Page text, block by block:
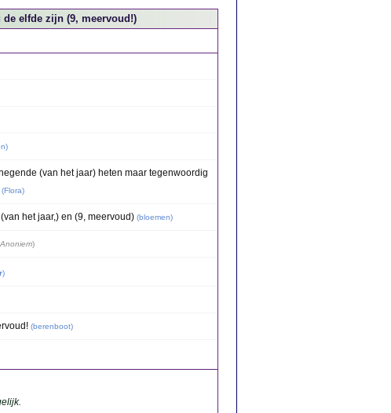
de elfde zijn (9, meervoud!)
)
(van het jaar) heten maar tegenwoordig
(Flora)
het jaar,) en (9, meervoud) (bloemen)
Anoniem)
)
(berenboot)